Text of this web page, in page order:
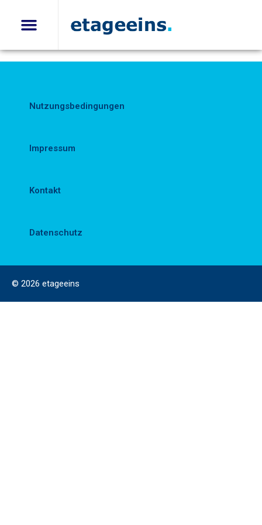
Nutzungsbedingungen
Impressum
Kontakt
Datenschutz
© 2026 etageeins